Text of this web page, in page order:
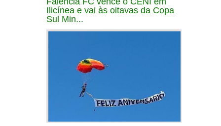
Ilicínea e vai às oitavas da Copa
Sul Min...